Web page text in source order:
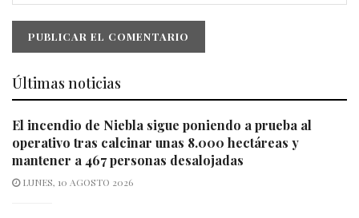
Últimas noticias
El incendio de Niebla sigue poniendo a prueba al
operativo tras calcinar unas 8.000 hectáreas y
mantener a 467 personas desalojadas
LUNES, 10 AGOSTO 2026